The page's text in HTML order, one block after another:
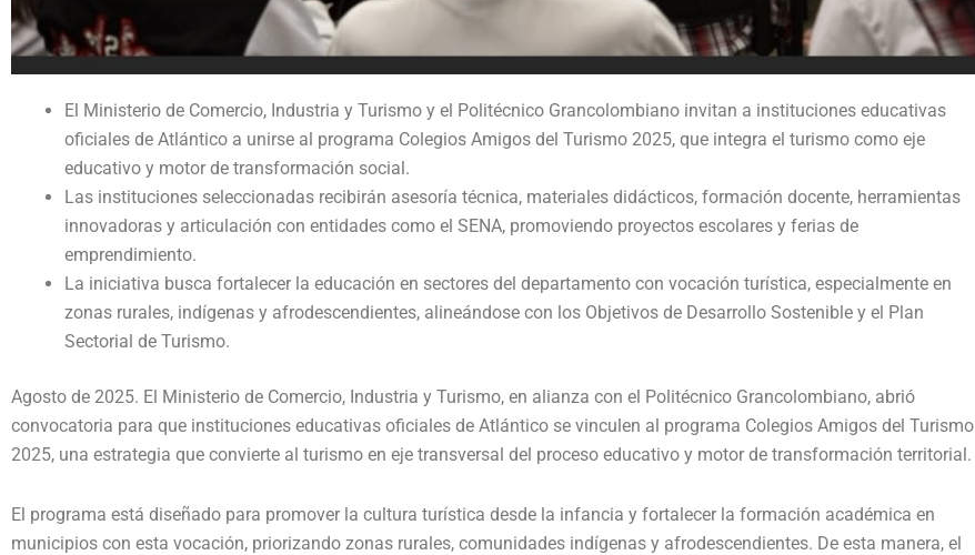
El Ministerio de Comercio, Industria y Turismo y el Politécnico Grancolombiano invitan a instituciones educativas
oficiales de Atlántico a unirse al programa Colegios Amigos del Turismo 2025, que integra el turismo como eje
educativo y motor de transformación social.
Las instituciones seleccionadas recibirán asesoría técnica, materiales didácticos, formación docente, herramientas
innovadoras y articulación con entidades como el SENA, promoviendo proyectos escolares y ferias de
emprendimiento.
La iniciativa busca fortalecer la educación en sectores del departamento con vocación turística, especialmente en
zonas rurales, indígenas y afrodescendientes, alineándose con los Objetivos de Desarrollo Sostenible y el Plan
Sectorial de Turismo.
Agosto de 2025. El Ministerio de Comercio, Industria y Turismo, en alianza con el Politécnico Grancolombiano, abrió
convocatoria para que instituciones educativas oficiales de Atlántico se vinculen al programa Colegios Amigos del Turismo
2025, una estrategia que convierte al turismo en eje transversal del proceso educativo y motor de transformación territorial.
El programa está diseñado para promover la cultura turística desde la infancia y fortalecer la formación académica en
municipios con esta vocación, priorizando zonas rurales, comunidades indígenas y afrodescendientes. De esta manera, el